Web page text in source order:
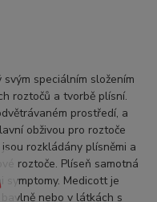
speciálním složením
roztočů a tvorbě plísní.
prostředí, a
obživou pro roztoče
rozkládány plísněmi a
roztoče. Plíseň samotná
symptomy. Medicott je
nebo v látkách s